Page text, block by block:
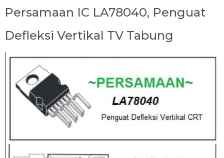
Persamaan IC LA78040, Penguat
Defleksi Vertikal TV Tabung